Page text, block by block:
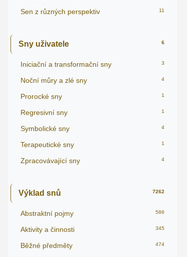
Sen z různých perspektiv 11
Sny uživatele 6
Iniciační a transformační sny 3
Noční můry a zlé sny 4
Prorocké sny 1
Regresivní sny 1
Symbolické sny 4
Terapeutické sny 1
Zpracovávající sny 4
Výklad snů 7262
Abstraktní pojmy 586
Aktivity a činnosti 345
Běžné předměty 474